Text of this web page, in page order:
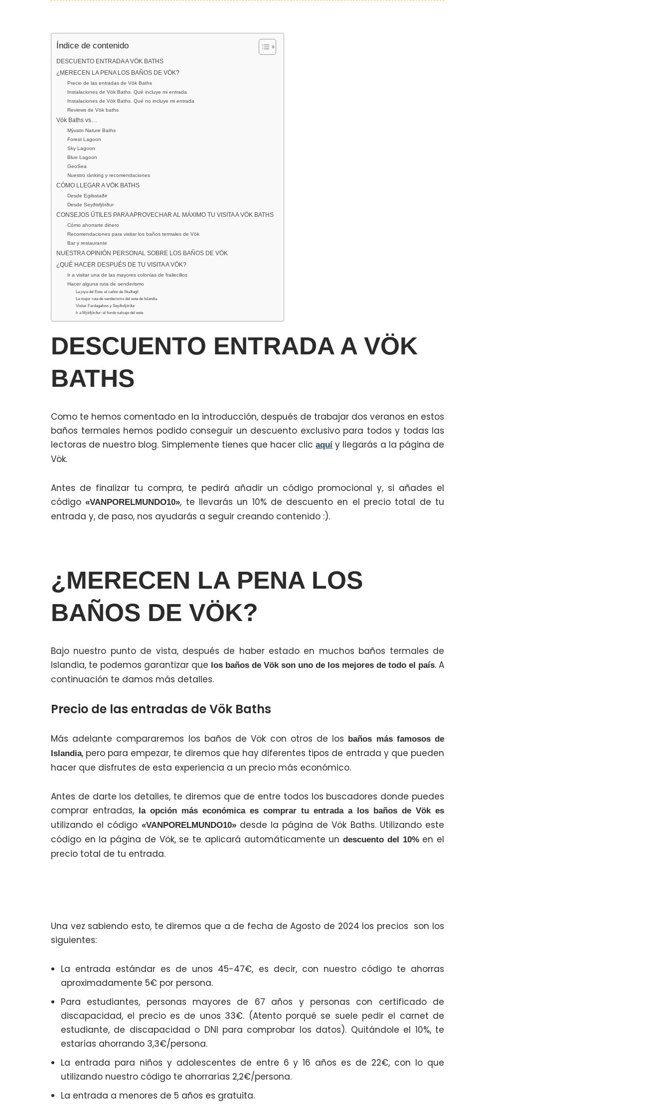
Índice de contenido
DESCUENTO ENTRADA A VÖK BATHS
¿MERECEN LA PENA LOS BAÑOS DE VÖK?
Precio de las entradas de Vök Baths
Instalaciones de Vök Baths. Qué incluye mi entrada
Instalaciones de Vök Baths. Qué no incluye mi entrada
Reviews de Vök baths
Vök Baths vs…
Mývatn Nature Baths
Forest Lagoon
Sky Lagoon
Blue Lagoon
GeoSea
Nuestro ránking y recomendaciones
CÓMO LLEGAR A VÖK BATHS
Desde Egilsstaðir
Desde Seyðisfjörður
CONSEJOS ÚTILES PARA APROVECHAR AL MÁXIMO TU VISITA A VÖK BATHS
Cómo ahorrarte dinero
Recomendaciones para visitar los baños termales de Vök
Bar y restaurante
NUESTRA OPINIÓN PERSONAL SOBRE LOS BAÑOS DE VÖK
¿QUÉ HACER DESPUÉS DE TU VISITA A VÖK?
Ir a visitar una de las mayores colonias de frailecillos
Hacer alguna ruta de senderismo
La joya del Este: el cañón de Stuðlagil
La mejor ruta de senderismo del este de Islandia
Visitar Fardagafoss y Seyðisfjörður
Ir a Mjóifjörður: el fiordo salvaje del este
DESCUENTO ENTRADA A VÖK
BATHS
Como te hemos comentado en la introducción, después de trabajar dos veranos en estos
baños termales hemos podido conseguir un descuento exclusivo para todos y todas las
lectoras de nuestro blog. Simplemente tienes que hacer clicaquí y llegarás a la página de
Vök.
Antes de finalizar tu compra, te pedirá añadir un código promocional y, si añades el
código«VANPORELMUNDO10», te llevarás un 10% de descuento en el precio total de tu
entrada y, de paso, nos ayudarás a seguir creando contenido :).
¿MERECEN LA PENA LOS
BAÑOS DE VÖK?
Bajo nuestro punto de vista, después de haber estado en muchos baños termales de
Islandia, te podemos garantizar que los baños de Vök son uno de los mejores de todo el país. A
continuación te damos más detalles.
Precio de las entradas de Vök Baths
Más adelante compararemos los baños de Vök con otros de los baños más famosos de
Islandia, pero para empezar, te diremos que hay diferentes tipos de entrada y que pueden
hacer que disfrutes de esta experiencia a un precio más económico.
Antes de darte los detalles, te diremos que de entre todos los buscadores donde puedes
comprar entradas, la opción más económica es comprar tu entrada a los baños de Vök es
utilizando el código «VANPORELMUNDO10»desde la página de Vök Baths. Utilizando este
código en la página de Vök, se te aplicará automáticamente undescuento del 10%en el
precio total de tu entrada.
Una vez sabiendo esto, te diremos que a de fecha de Agosto de 2024 los precios son los
siguientes:
La entrada estándar es de unos 45-47€, es decir, con nuestro código te ahorras
aproximadamente 5€ por persona.
Para estudiantes, personas mayores de 67 años y personas con certificado de
discapacidad, el precio es de unos 33€. (Atento porqué se suele pedir el carnet de
estudiante, de discapacidad o DNI para comprobar los datos). Quitándole el 10%, te
estarías ahorrando 3,3€/persona.
La entrada para niños y adolescentes de entre 6 y 16 años es de 22€, con lo que
utilizando nuestro código te ahorrarías 2,2€/persona.
La entrada a menores de 5 años es gratuita.